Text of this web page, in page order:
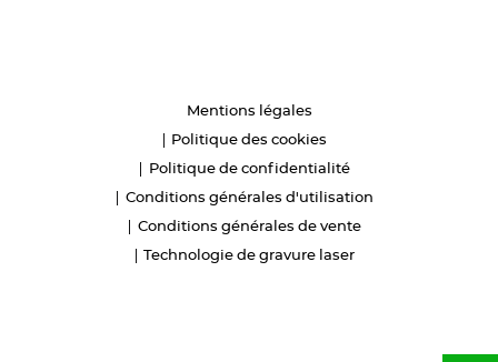
Mentions légales
Politique des cookies
Politique de confidentialité
Conditions générales d'utilisation
Conditions générales de vente
Technologie de gravure laser